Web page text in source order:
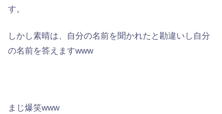
す。
しかし素晴は、自分の名前を聞かれたと勘違いし自分
の名前を答えますwww
まじ爆笑www